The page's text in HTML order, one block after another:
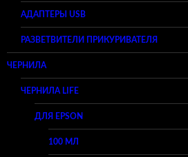
АДАПТЕРЫ USB
РАЗВЕТВИТЕЛИ ПРИКУРИВАТЕЛЯ
ЧЕРНИЛА
ЧЕРНИЛА LIFE
ДЛЯ EPSON
100 МЛ